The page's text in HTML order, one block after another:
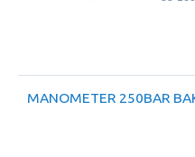
MANOMETER 250BAR